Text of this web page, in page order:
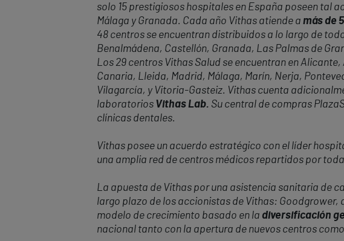
solo 15 prestigiosos hospitales en España poseen tal
Málaga y Granada. Cada año Vithas atiende a más de
48 centros se encuentran distribuidos a lo largo de
Benalmádena, Castellón, Granada, Las Palmas de
Los 29 centros Vithas Salud se encuentran en
Canaria, Lleida, Madrid, Málaga, Marín, Nerja,
Vilagarcía, y Vitoria-Gasteiz. Vithas cuenta
laboratorios Vithas Lab. Su central de compras
clínicas dentales.
Vithas posee un acuerdo estratégico con el líder
una amplia red de centros médicos repartidos por
La apuesta de Vithas por una asistencia sanitaria de
largo plazo de los accionistas de Vithas: Goodgrower,
modelo de crecimiento basado en la diversificación
nacional tanto con la apertura de nuevos centros